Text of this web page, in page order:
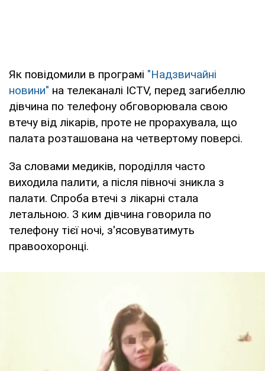
Як повідомили в програмі "Надзвичайні
новини" на телеканалі ICTV, перед загибеллю
дівчина по телефону обговорювала свою
втечу від лікарів, проте не прорахувала, що
палата розташована на четвертому поверсі.
За словами медиків, породілля часто
виходила палити, а після півночі зникла з
палати. Спроба втечі з лікарні стала
летальною. З ким дівчина говорила по
телефону тієї ночі, з'ясовуватимуть
правоохоронці.